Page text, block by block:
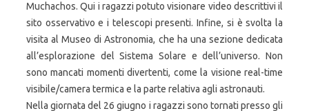
Muchachos. Qui i ragazzi potuto visionare video descrittivi il
sito osservativo e i telescopi presenti. Infine, si è svolta la
visita al Museo di Astronomia, che ha una sezione dedicata
all’esplorazione del Sistema Solare e dell’universo. Non
sono mancati momenti divertenti, come la visione real-time
visibile/camera termica e la parte relativa agli astronauti.
Nella giornata del 26 giugno i ragazzi sono tornati presso gli